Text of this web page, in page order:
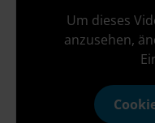
Um dieses
anzusehen,